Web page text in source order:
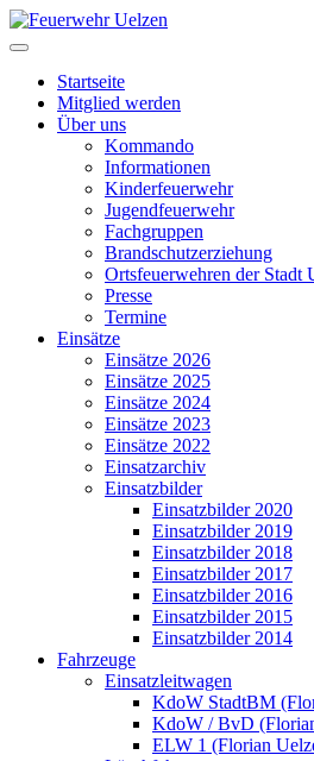
Startseite
Mitglied werden
Über uns
Kommando
Informationen
Kinderfeuerwehr
Jugendfeuerwehr
Fachgruppen
Brandschutzerziehung
Ortsfeuerwehren der Stadt
Presse
Termine
Einsätze
Einsätze 2026
Einsätze 2025
Einsätze 2024
Einsätze 2023
Einsätze 2022
Einsatzarchiv
Einsatzbilder
Einsatzbilder 2020
Einsatzbilder 2019
Einsatzbilder 2018
Einsatzbilder 2017
Einsatzbilder 2016
Einsatzbilder 2015
Einsatzbilder 2014
Fahrzeuge
Einsatzleitwagen
KdoW StadtBM
KdoW / BvD
ELW 1 (Florian